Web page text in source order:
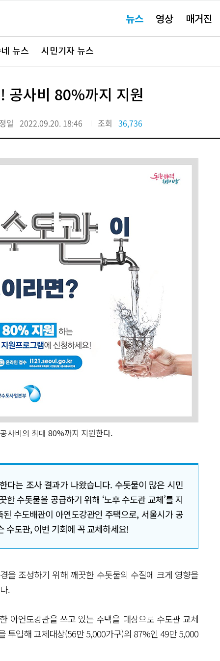
요뉴스 영상 매거진
뉴스 시민기자 뉴스
공사비 80%까지 지원
일 2022.09.20. 18:46 조회 36,736
사비의 최대 80%까지 지원한다.
다는 조사 결과가 나왔습니다. 수돗물이 많은 시민
수돗물을 공급하기 위해 ‘노후 수도관 교체’를 지
수도배관이 아연도강관인 주택으로, 서울시가 공
수도관, 이번 기회에 꼭 교체하세요!
을 조성하기 위해 깨끗한 수돗물의 수질에 크게 영향을
.
아연도강관을 쓰고 있는 주택을 대상으로 수도관 교체
투입해 교체대상(56만 5,000가구)의 87%인 49만 5,000